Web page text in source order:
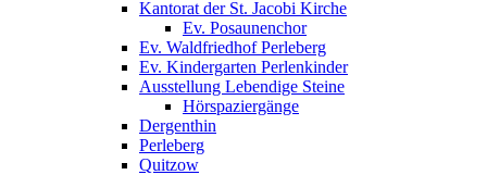
Kantorat der St. Jacobi Kirche
Ev. Posaunenchor
Ev. Waldfriedhof Perleberg
Ev. Kindergarten Perlenkinder
Ausstellung Lebendige Steine
Hörspaziergänge
Dergenthin
Perleberg
Quitzow